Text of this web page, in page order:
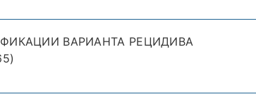
ВАРИАНТА РЕЦИДИВА